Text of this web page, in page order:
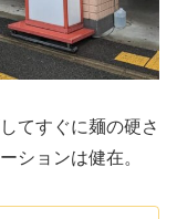
てすぐに麺の硬さ
ションは健在。